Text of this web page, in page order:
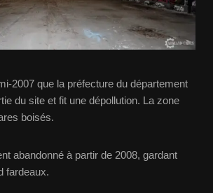
2007 que la préfecture du département
du site et fit une dépollution. La zone
boisés.
abandonné à partir de 2008, gardant
fardeaux.